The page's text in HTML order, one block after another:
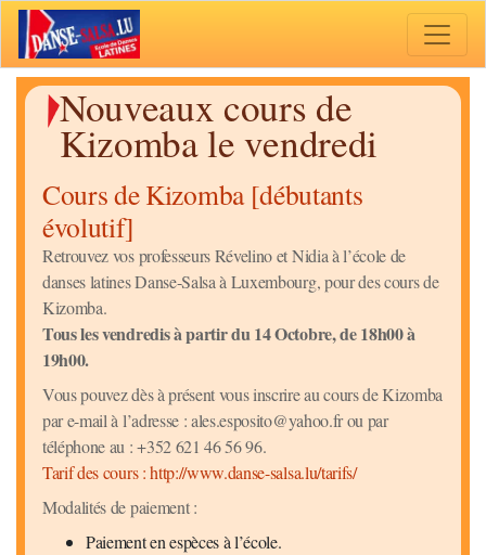
Nouveaux cours de
Kizomba le vendredi
Cours de Kizomba [débutants
évolutif]
Retrouvez vos professeurs Révelino et Nidia à l’école de
danses latines Danse-Salsa à Luxembourg, pour des cours de
Kizomba.
Tous les vendredis à partir du 14 Octobre, de 18h00 à
19h00.
Vous pouvez dès à présent vous inscrire au cours de Kizomba
par e-mail à l’adresse : ales.esposito@yahoo.fr ou par
téléphone au : +352 621 46 56 96.
Tarif des cours : http://www.danse-salsa.lu/tarifs/
Modalités de paiement :
Paiement en espèces à l’école.